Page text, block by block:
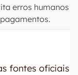
erros humanos
fontes oficiais